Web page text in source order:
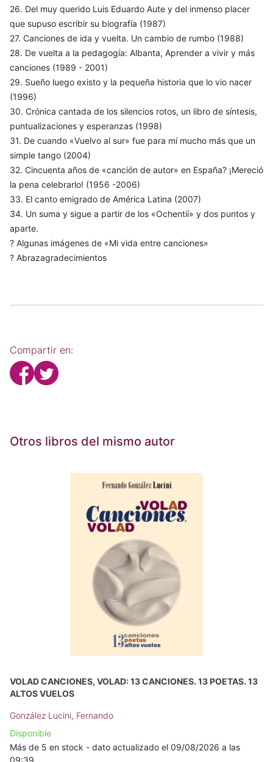
26. Del muy querido Luis Eduardo Aute y del inmenso placer
que supuso escribir su biografía (1987)
27. Canciones de ida y vuelta. Un cambio de rumbo (1988)
28. De vuelta a la pedagogía: Albanta, Aprender a vivir y más
canciones (1989 - 2001)
29. Sueño luego existo y la pequeña historia que lo vio nacer
(1996)
30. Crónica cantada de los silencios rotos, un libro de síntesis,
puntualizaciones y esperanzas (1998)
31. De cuando «Vuelvo al sur» fue para mí mucho más que un
simple tango (2004)
32. Cincuenta años de «canción de autor» en España? ¡Mereció
la pena celebrarlo! (1956 -2006)
33. El canto emigrado de América Latina (2007)
34. Un suma y sigue a partir de los «Ochentií» y dos puntos y
aparte.
? Algunas imágenes de «Mi vida entre canciones»
? Abrazagradecimientos
Compartir en:
Otros libros del mismo autor
VOLAD CANCIONES, VOLAD: 13 CANCIONES. 13 POETAS. 13
ALTOS VUELOS
González Lucini, Fernando
Disponible
Más de 5 en stock - dato actualizado el 09/08/2026 a las
09:39